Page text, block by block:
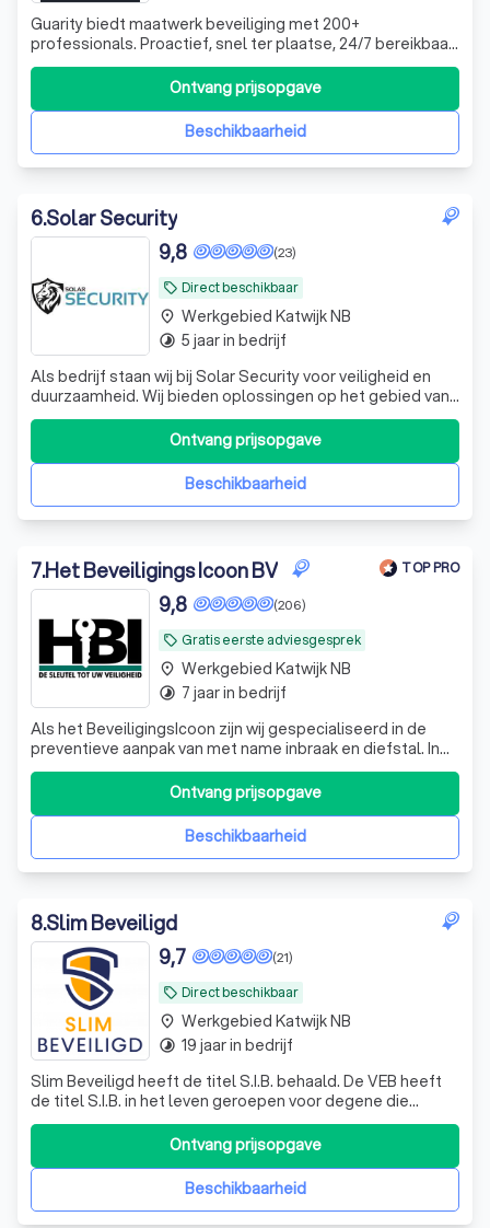
Guarity biedt maatwerk beveiliging met 200+
professionals. Proactief, snel ter plaatse, 24/7 bereikbaar.
Trainingen op maat en een Calamity Control Team
garanderen optimale veiligheid in elke situatie
Beschikbaarheid
Ontvang prijsopgave
6.Solar Security
local_offer Direct beschikbaar
(23)
9,8
Als bedrijf staan wij bij Solar Security voor veiligheid en
duurzaamheid. Wij bieden oplossingen op het gebied van
beveiliging. Onze missie is om onze klanten gemoedsrust
en veiligheid te garanderen.
Beschikbaarheid
Ontvang prijsopgave
place Werkgebied Katwijk NB
timelapse 5 jaar in bedrijf
7.Het Beveiligings Icoon BV TOP PRO
local_offer Gratis eerste adviesgesprek
(206)
9,8
Als het BeveiligingsIcoon zijn wij gespecialiseerd in de
preventieve aanpak van met name inbraak en diefstal. In
de wereld van beveiliging is een grote uiteenloop van
service en kwaliteit. Het Beveiligingsicoon werkt alleen
met apparatuur van uitstekende kwaliteit, zodat u
verzekerd bent van de rustBeschikbaarheid
Ontvang prijsopgave
place Werkgebied Katwijk NB
timelapse 7 jaar in bedrijf
8.Slim Beveiligd
local_offer Direct beschikbaar
(21)
9,7
Slim Beveiligd heeft de titel S.I.B. behaald. De VEB heeft
de titel S.I.B. in het leven geroepen voor degene die
aantoonbaar kennis hebben op het gebied van
elektronische beveiliging in combinatie met bouwkundige
beveiliging. De VEB is van mening dat door middel van het
behalen van de titel S.I.B. eBeschikbaarheid
Ontvang prijsopgave
place Werkgebied Katwijk NB
timelapse 19 jaar in bedrijf